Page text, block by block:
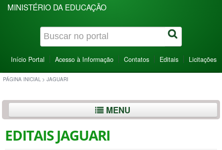
MINISTÉRIO DA EDUCAÇÃO
Início Portal Acesso à Informação Contatos Editais Licitações
PÁGINA INICIAL > JAGUARI
MENU
EDITAIS JAGUARI